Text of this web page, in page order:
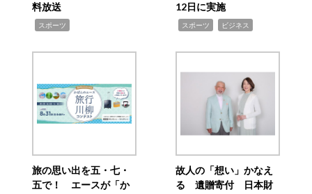
料放送
スポーツ
12日に実施
スポーツ ビジネス
旅の思い出を五・七・
五で！ エースが「か
故人の「想い」かなえ
る 遺贈寄付 日本財